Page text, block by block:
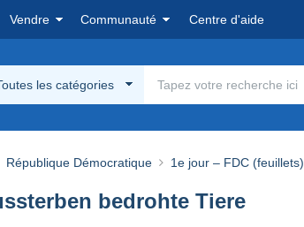
Vendre Communauté Centre d'aide
les catégories
République Démocratique 1e jour – FDC (feuillets)
bedrohte Tiere